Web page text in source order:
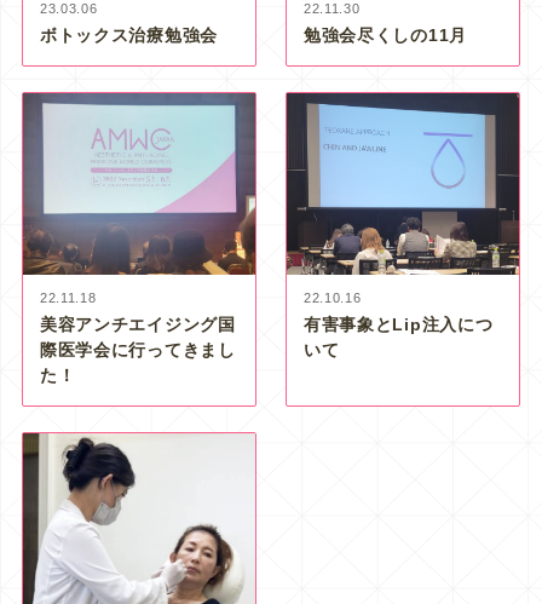
23.03.06
ボトックス治療勉強会
22.11.30
勉強会尽くしの11月
22.11.18
美容アンチエイジング国
際医学会に行ってきまし
た！
22.10.16
有害事象とLip注入につ
いて